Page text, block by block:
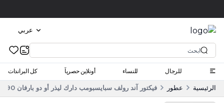
عربي
للرجال للنساء أونلاين حصرياً كل البراندات
الرئيسية عطور فيكتور آند رولف سبايسبومب دارك ليذر أو دو بارفان 90 مل للرجال